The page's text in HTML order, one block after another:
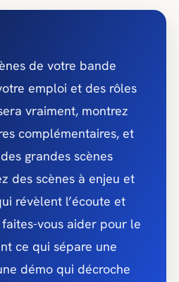
typage et des
pas avec un texte :
scènes ensemble.
de votre bande
emploi et des rôles
vraiment, montrez
complémentaires, et
grandes scènes
des scènes à enjeu et
révèlent l’écoute et
faites-vous aider pour le
ce qui sépare une
démo qui décroche